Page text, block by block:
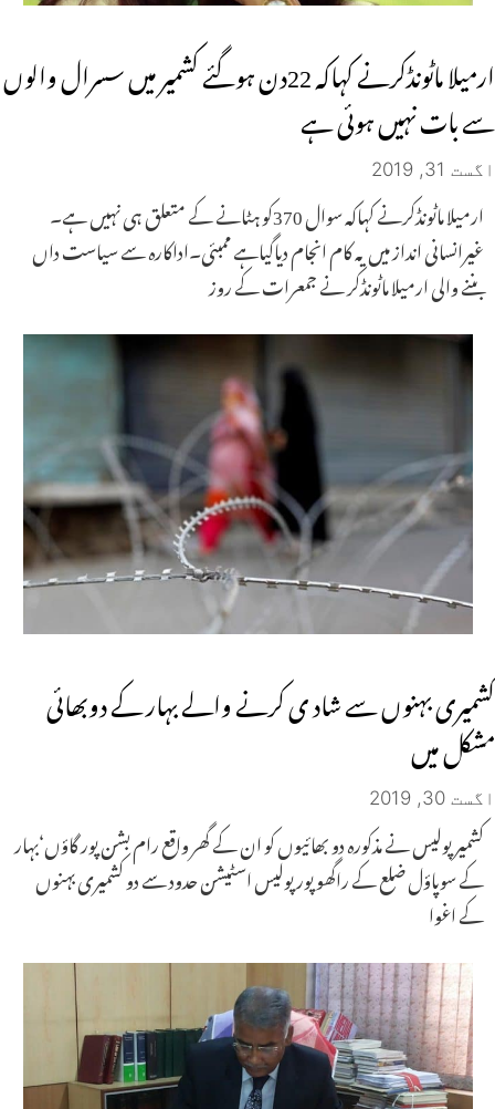
ارمیلا ماٹونڈکرنے کہاکہ 22دن ہوگئے کشمیر میں سسرال والوں
سے بات نہیں ہوئی ہے
اگست 31, 2019
ارمیلا ماٹونڈکرنے کہاکہ سوال 370کو ہٹانے کے متعلق ہی نہیں ہے۔
غیرانسانی انداز میں یہ کام انجام دیاگیاہے ممبئی۔اداکارہ سے سیاست داں
بننے والی ارمیلا ماٹونڈکر نے جمعرات کے روز
کشمیری بہنوں سے شاد ی کرنے والے بہار کے دوبھائی
مشکل میں
اگست 30, 2019
کشمیر پولیس نے مذکورہ دو بھائیوں کو ان کے گھر واقع رام بشن پور گاؤں‘بہار
کے سوپاؤل ضلع کے راگھو پور پولیس اسٹیشن حدود سے دو کشمیری بہنوں
کے اغوا